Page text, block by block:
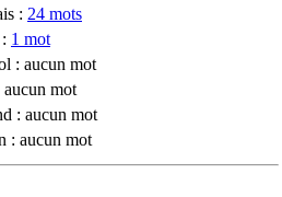
: 24 mots
1 mot
: aucun mot
mot
: aucun mot
: aucun mot